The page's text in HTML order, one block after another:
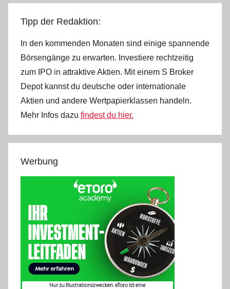
Tipp der Redaktion:
In den kommenden Monaten sind einige spannende
Börsengänge zu erwarten. Investiere rechtzeitig
zum IPO in attraktive Aktien. Mit einem S Broker
Depot kannst du deutsche oder internationale
Aktien und andere Wertpapierklassen handeln.
Mehr Infos dazu findest du hier.
Werbung